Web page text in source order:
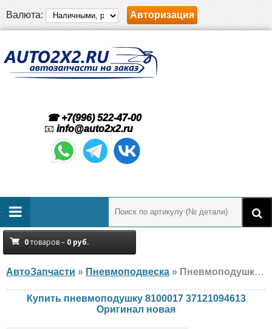
Валюта: Авторизация
☎ +7(996) 522-47-00
📧 info@auto2x2.ru
0товаров – 0 руб.
АвтоЗапчасти » Пневмоподвеска » Пневмоподушка Оригинал 8100017 37121094613 BMW, новая
Купить пневмоподушку 8100017 37121094613
Оригинал новая